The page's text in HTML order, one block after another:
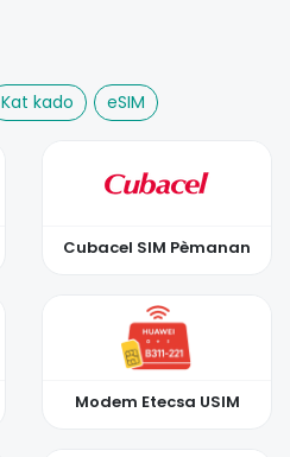
Kat kado eSIM
Cubacel SIM Pèmanan
Modem Etecsa USIM